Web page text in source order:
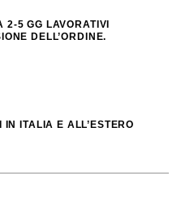
2-5 GG LAVORATIVI
DELL’ORDINE.
ITALIA E ALL’ESTERO